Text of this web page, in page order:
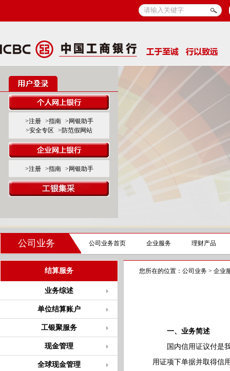
>注册 >指南
>网银助手
>安全专区
>防范假网站
>注册 >指南 >网银助手
公司业务 公司业务首页 企业服务 理财产品
结算服务
业务综述
单位结算账户
工银聚服务
现金管理
全球现金管理
您所在的位置： 公司业务 > 企业
一、业务简述
国内信用证议付是我
用证项下单据并取得信